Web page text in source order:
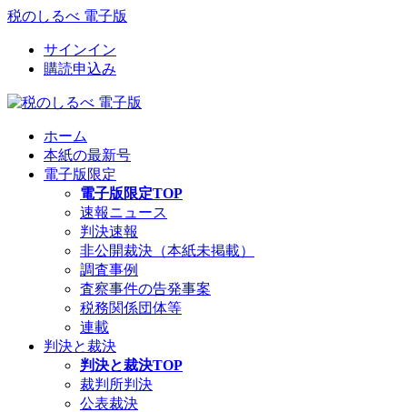
税のしるべ 電子版
サインイン
購読申込み
ホーム
本紙の最新号
電子版限定
電子版限定TOP
速報ニュース
判決速報
非公開裁決（本紙未掲載）
調査事例
査察事件の告発事案
税務関係団体等
連載
判決と裁決
判決と裁決TOP
裁判所判決
公表裁決